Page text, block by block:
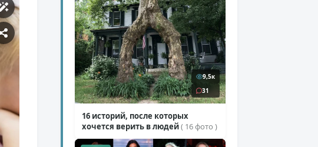
9,5к
31
16 историй, после которых
хочется верить в людей( 16 фото )